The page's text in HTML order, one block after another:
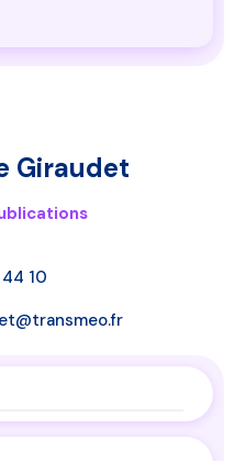
Giraudet
44 10